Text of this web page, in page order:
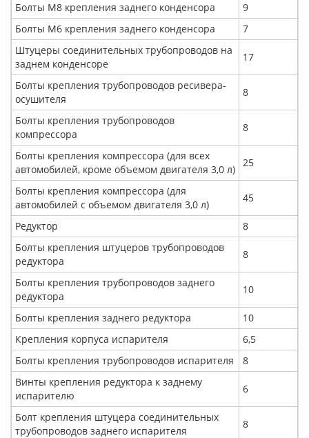
Болты М8 крепления заднего конденсора
9
Болты М6 крепления заднего конденсора
7
Штуцеры соединительных трубопроводов на
заднем конденсоре
17
Болты крепления трубопроводов ресивера-
осушителя
8
Болты крепления трубопроводов
компрессора
8
Болты крепления компрессора (для всех
автомобилей, кроме объемом двигателя 3,0 л)
25
Болты крепления компрессора (для
автомобилей с объемом двигателя 3,0 л)
45
Редуктор
8
Болты крепления штуцеров трубопроводов
редуктора
8
Болты крепления трубопроводов заднего
редуктора
10
Болты крепления заднего редуктора
10
Крепления корпуса испарителя
6,5
Болты крепления трубопроводов испарителя
8
Винты крепления редуктора к заднему
испарителю
6
Болт крепления штуцера соединительных
трубопроводов заднего испарителя
8